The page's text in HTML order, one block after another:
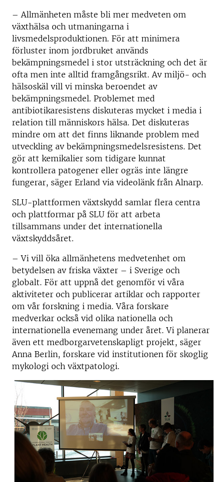
– Allmänheten måste bli mer medveten om
växthälsa och utmaningarna i
livsmedelsproduktionen. För att minimera
förluster inom jordbruket används
bekämpningsmedel i stor utsträckning och det är
ofta men inte alltid framgångsrikt. Av miljö- och
hälsoskäl vill vi minska beroendet av
bekämpningsmedel. Problemet med
antibiotikaresistens diskuteras mycket i media i
relation till människors hälsa. Det diskuteras
mindre om att det finns liknande problem med
utveckling av bekämpningsmedelsresistens. Det
gör att kemikalier som tidigare kunnat
kontrollera patogener eller ogräs inte längre
fungerar, säger Erland via videolänk från Alnarp.
SLU-plattformen växtskydd samlar flera centra
och plattformar på SLU för att arbeta
tillsammans under det internationella
växtskyddsåret.
– Vi vill öka allmänhetens medvetenhet om
betydelsen av friska växter – i Sverige och
globalt. För att uppnå det genomför vi våra
aktiviteter och publicerar artiklar och rapporter
om vår forskning i media. Våra forskare
medverkar också vid olika nationella och
internationella evenemang under året. Vi planerar
även ett medborgarvetenskapligt projekt, säger
Anna Berlin, forskare vid institutionen för skoglig
mykologi och växtpatologi.